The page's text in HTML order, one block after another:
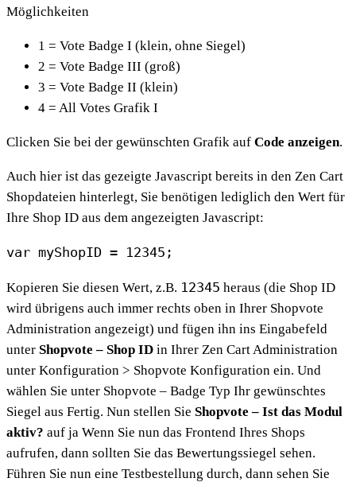
Möglichkeiten
1 = Vote Badge I (klein, ohne Siegel)
2 = Vote Badge III (groß)
3 = Vote Badge II (klein)
4 = All Votes Grafik I
Clicken Sie bei der gewünschten Grafik auf Code anzeigen.
Auch hier ist das gezeigte Javascript bereits in den Zen Cart
Shopdateien hinterlegt, Sie benötigen lediglich den Wert für
Ihre Shop ID aus dem angezeigten Javascript:
var myShopID = 12345;
Kopieren Sie diesen Wert, z.B. 12345 heraus (die Shop ID
wird übrigens auch immer rechts oben in Ihrer Shopvote
Administration angezeigt) und fügen ihn ins Eingabefeld
unter Shopvote – Shop ID in Ihrer Zen Cart Administration
unter Konfiguration > Shopvote Konfiguration ein. Und
wählen Sie unter Shopvote – Badge Typ Ihr gewünschtes
Siegel aus Fertig. Nun stellen Sie Shopvote – Ist das Modul
aktiv? auf ja Wenn Sie nun das Frontend Ihres Shops
aufrufen, dann sollten Sie das Bewertungssiegel sehen.
Führen Sie nun eine Testbestellung durch, dann sehen Sie